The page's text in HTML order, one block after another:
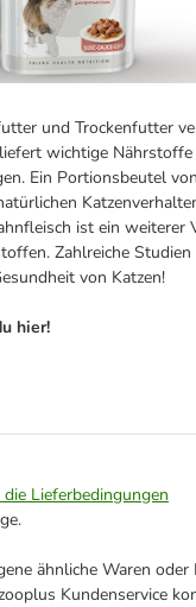
und Trockenfutter
wichtige
Ein Portionsbeutel
ist ein
Zahlreiche
von Katzen!
hier!
die Lieferbedingungen
ähnliche Waren
Kundenservice